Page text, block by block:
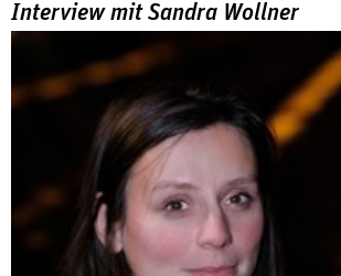
Interview mit Sandra Wollner